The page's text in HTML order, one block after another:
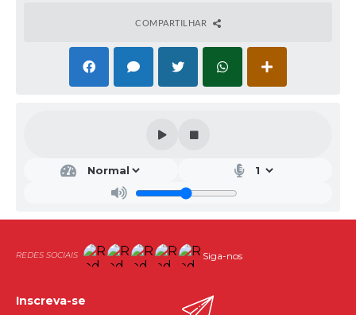
COMPARTILHAR
Siga-nos
Inscreva-se